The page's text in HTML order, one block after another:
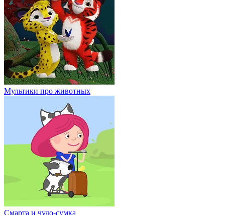
Мультики про животных
Смарта и чудо-сумка